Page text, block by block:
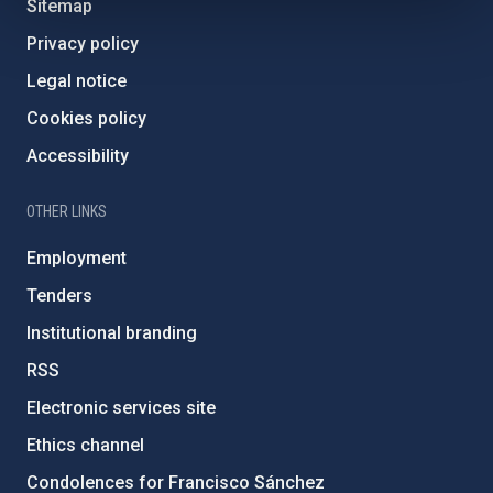
Sitemap
Privacy policy
Legal notice
Cookies policy
Accessibility
OTHER LINKS
Employment
Tenders
Institutional branding
RSS
Electronic services site
Ethics channel
Condolences for Francisco Sánchez